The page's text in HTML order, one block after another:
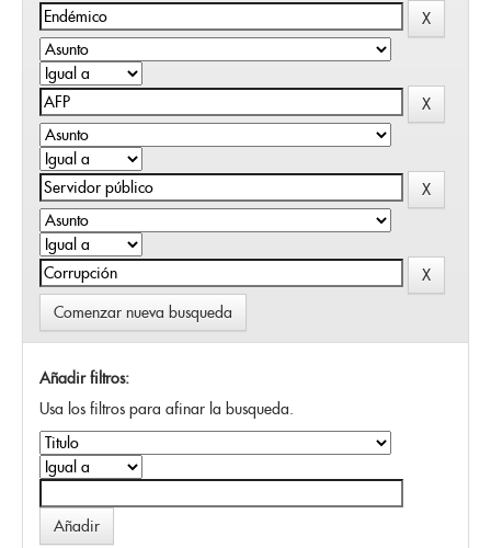
Comenzar nueva busqueda
Añadir filtros:
Usa los filtros para afinar la busqueda.